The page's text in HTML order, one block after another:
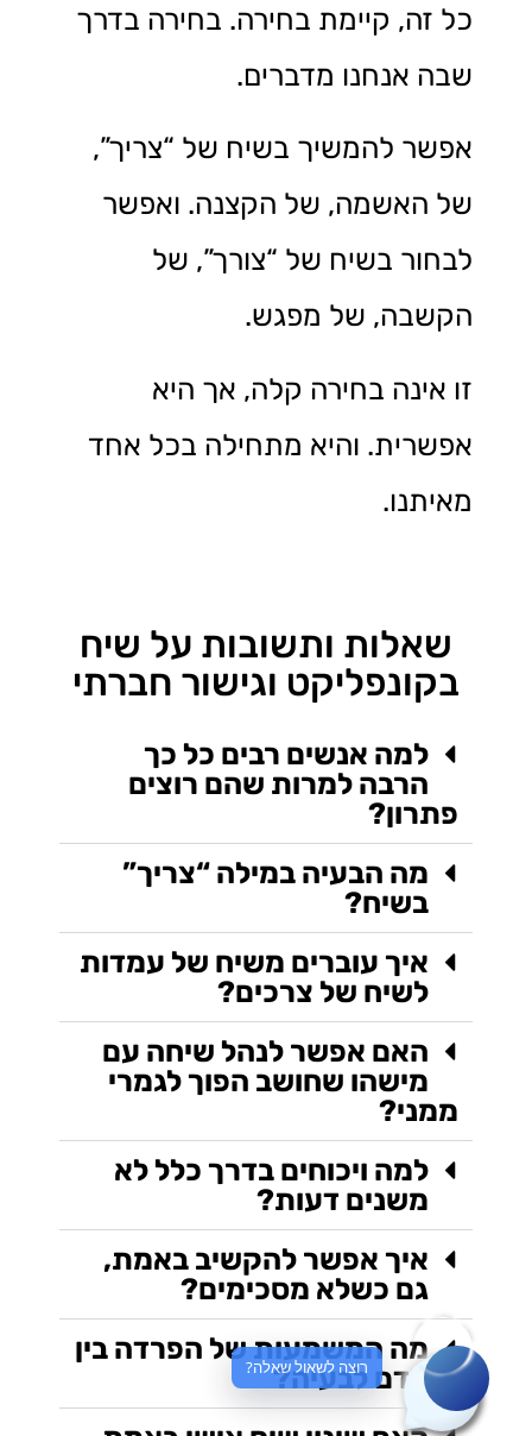
כל זה, קיימת בחירה. בחירה בדרך
שבה אנחנו מדברים.
אפשר להמשיך בשיח של “צריך”,
של האשמה, של הקצנה. ואפשר
לבחור בשיח של “צורך”, של
הקשבה, של מפגש.
זו אינה בחירה קלה, אך היא
אפשרית. והיא מתחילה בכל אחד
מאיתנו.
שאלות ותשובות על שיח
בקונפליקט וגישור חברתי
למה אנשים רבים כל כך
הרבה למרות שהם רוצים
פתרון?
מה הבעיה במילה “צריך”
בשיח?
איך עוברים משיח של עמדות
לשיח של צרכים?
האם אפשר לנהל שיחה עם
מישהו שחושב הפוך לגמרי
ממני?
למה ויכוחים בדרך כלל לא
משנים דעות?
איך אפשר להקשיב באמת,
גם כשלא מסכימים?
מה המשמעות של הפרדה בין
אדם לבעיה?
רוצה לשאול שאלה?